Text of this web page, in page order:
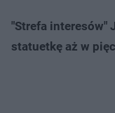
"Strefa interesów"
statuetkę aż w